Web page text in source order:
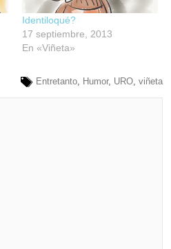
Identiloqué?
17 septiembre, 2013
En «Viñeta»
Entretanto Humor, URO viñeta